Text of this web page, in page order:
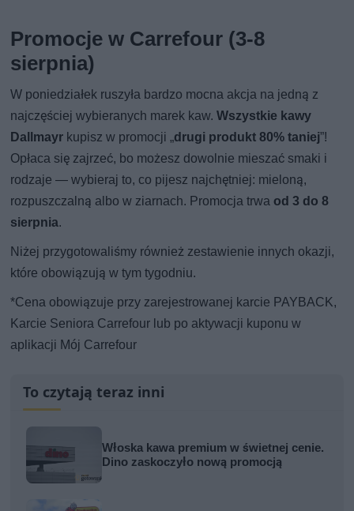
Promocje w Carrefour (3-8
sierpnia)
W poniedziałek ruszyła bardzo mocna akcja na jedną z
najczęściej wybieranych marek kaw.Wszystkie kawy
Dallmayr kupisz w promocji „drugi produkt 80% taniej”!
Opłaca się zajrzeć, bo możesz dowolnie mieszać smaki i
rodzaje — wybieraj to, co pijesz najchętniej: mieloną,
rozpuszczalną albo w ziarnach. Promocja trwa od 3 do 8
sierpnia.
Niżej przygotowaliśmy również zestawienie innych okazji,
które obowiązują w tym tygodniu.
*Cena obowiązuje przy zarejestrowanej karcie PAYBACK,
Karcie Seniora Carrefour lub po aktywacji kuponu w
aplikacji Mój Carrefour
To czytają teraz inni
Włoska kawa premium w świetnej cenie.
Dino zaskoczyło nową promocją